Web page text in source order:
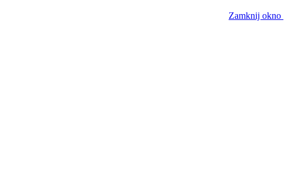
Zamknij okno